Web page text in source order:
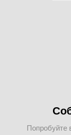
Попробуйте